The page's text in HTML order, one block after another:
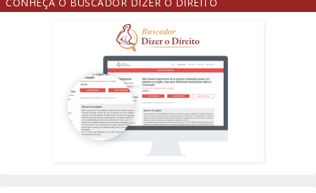
CONHEÇA O BUSCADOR DIZER O DIREITO